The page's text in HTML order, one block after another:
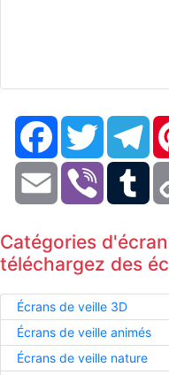
FacebookTwitter
Email Viber
Catégories
téléchargez des
Écrans de veille 3D
Écrans de veille animés
Écrans de veille nature